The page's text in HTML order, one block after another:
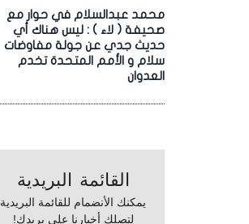
محمد عبدالسلام في حوار مع
صحيفة ( لاء ) : ليس هناك أي
حديث جدي عن جولة مفاوضات
سلام و الأمم المتحدة تخدم
العدوان
القائمة البريدية
يمكنك الأنضمام للقائمة البريدية
لتصلك أخبارنا على بريدك!